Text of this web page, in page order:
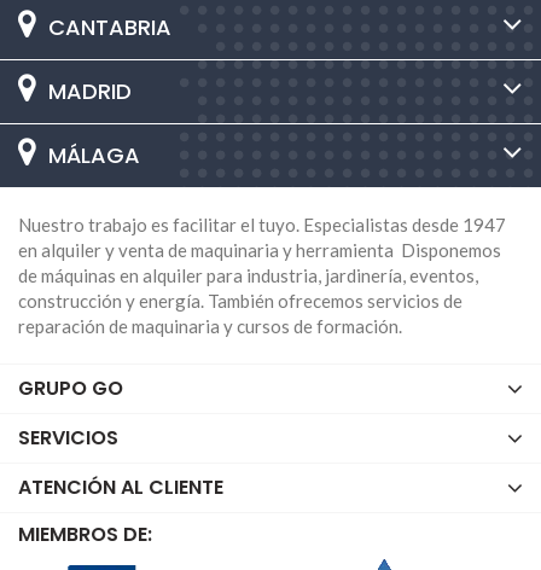
CANTABRIA
MADRID
MÁLAGA
Nuestro trabajo es facilitar el tuyo. Especialistas desde 1947
en alquiler y venta de maquinaria y herramienta Disponemos
de máquinas en alquiler para industria, jardinería, eventos,
construcción y energía. También ofrecemos servicios de
reparación de maquinaria y cursos de formación.
GRUPO GO
SERVICIOS
ATENCIÓN AL CLIENTE
MIEMBROS DE: